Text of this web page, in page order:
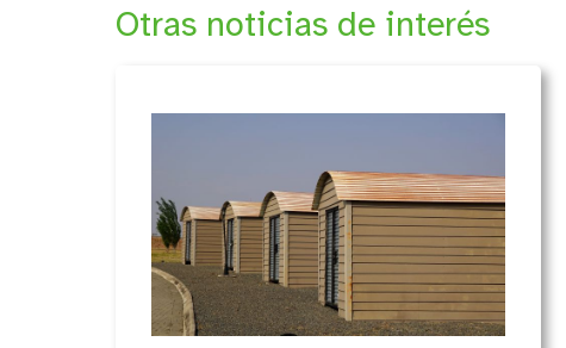
Otras noticias de interés